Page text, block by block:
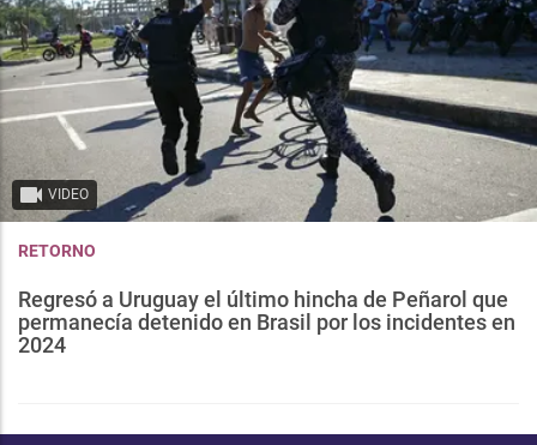
VIDEO
RETORNO
Regresó a Uruguay el último hincha de Peñarol que
permanecía detenido en Brasil por los incidentes en
2024